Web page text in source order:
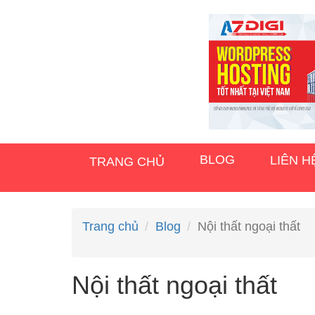
TRANG CHỦ BLOG LIÊN
Trang chủ Blog Nội thất ngoại thất
Nội thất ngoại thất